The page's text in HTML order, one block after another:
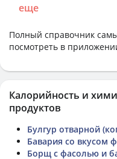
еще
Полный справочник
посмотреть в
Калорийность и
продуктов
Булгур отварной
Бавария со вкусом
Борщ с фасолью и